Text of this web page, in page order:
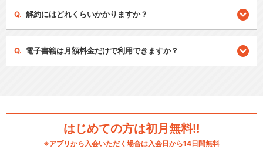
解約にはどれくらいかかりますか？
電子書籍は月額料金だけで利用できますか？
はじめての方は初月無料!!
※アプリから入会いただく場合は入会日から14日間無料